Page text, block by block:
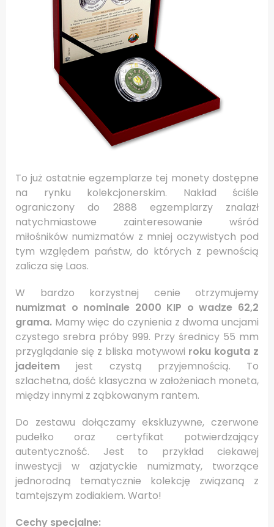
To już ostatnie egzemplarze tej monety dostępne
na rynku kolekcjonerskim. Nakład ściśle
ograniczony do 2888 egzemplarzy znalazł
natychmiastowe zainteresowanie wśród
miłośników numizmatów z mniej oczywistych pod
tym względem państw, do których z pewnością
zalicza się Laos.
W bardzo korzystnej cenie otrzymujemy
numizmat o nominale 2000 KIP o wadze 62,2
grama. Mamy więc do czynienia z dwoma uncjami
czystego srebra próby 999. Przy średnicy 55 mm
przyglądanie się z bliska motywowi roku koguta z
jadeitem jest czystą przyjemnością. To
szlachetna, dość klasyczna w założeniach moneta,
między innymi z ząbkowanym rantem.
Do zestawu dołączamy ekskluzywne, czerwone
pudełko oraz certyfikat potwierdzający
autentyczność. Jest to przykład ciekawej
inwestycji w azjatyckie numizmaty, tworzące
jednorodną tematycznie kolekcję związaną z
tamtejszym zodiakiem. Warto!
Cechy specjalne: